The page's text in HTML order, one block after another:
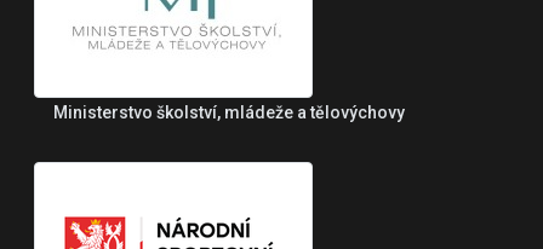
Ministerstvo školství, mládeže a tělovýchovy